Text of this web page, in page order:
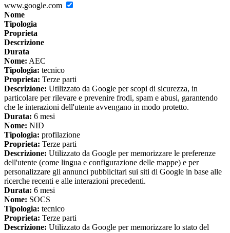
www.google.com
Nome
Tipologia
Proprieta
Descrizione
Durata
Nome: AEC
Tipologia: tecnico
Proprieta: Terze parti
Descrizione: Utilizzato da Google per scopi di sicurezza, in
particolare per rilevare e prevenire frodi, spam e abusi, garantendo
che le interazioni dell'utente avvengano in modo protetto.
Durata: 6 mesi
Nome: NID
Tipologia: profilazione
Proprieta: Terze parti
Descrizione: Utilizzato da Google per memorizzare le preferenze
dell'utente (come lingua e configurazione delle mappe) e per
personalizzare gli annunci pubblicitari sui siti di Google in base alle
ricerche recenti e alle interazioni precedenti.
Durata: 6 mesi
Nome: SOCS
Tipologia: tecnico
Proprieta: Terze parti
Descrizione: Utilizzato da Google per memorizzare lo stato del